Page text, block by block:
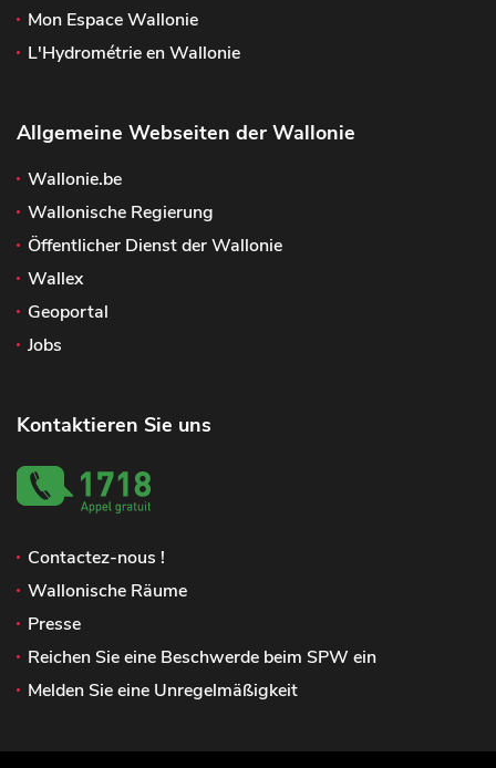
Mon Espace Wallonie
L'Hydrométrie en Wallonie
Allgemeine Webseiten der Wallonie
Wallonie.be
Wallonische Regierung
Öffentlicher Dienst der Wallonie
Wallex
Geoportal
Jobs
Kontaktieren Sie uns
Contactez-nous !
Wallonische Räume
Presse
Reichen Sie eine Beschwerde beim SPW ein
Melden Sie eine Unregelmäßigkeit